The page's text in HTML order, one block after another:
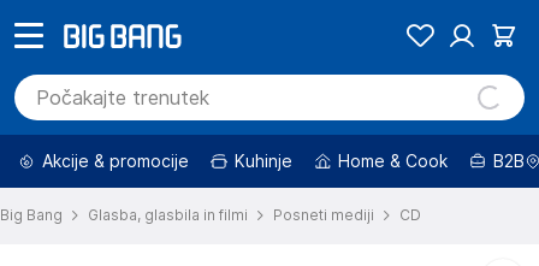
Akcije & promocije Kuhinje Home & Cook B2B
Big Bang Glasba, glasbila in filmi Posneti mediji CD